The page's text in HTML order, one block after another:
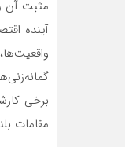
مثبت آن
آینده
برخی
مقامات